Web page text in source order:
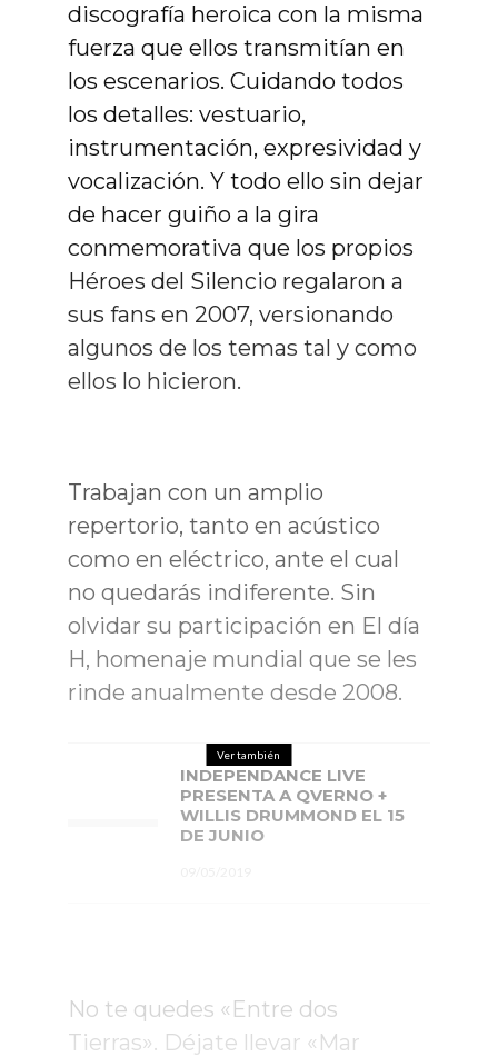
discografía heroica con la misma
fuerza que ellos transmitían en
los escenarios. Cuidando todos
los detalles: vestuario,
instrumentación, expresividad y
vocalización. Y todo ello sin dejar
de hacer guiño a la gira
conmemorativa que los propios
Héroes del Silencio regalaron a
sus fans en 2007, versionando
algunos de los temas tal y como
ellos lo hicieron.
Trabajan con un amplio
repertorio, tanto en acústico
como en eléctrico, ante el cual
no quedarás indiferente. Sin
olvidar su participación en El día
H, homenaje mundial que se les
rinde anualmente desde 2008.
Ver también
INDEPENDANCE LIVE
PRESENTA A QVERNO +
WILLIS DRUMMOND EL 15
DE JUNIO
No te quedes «Entre dos
Tierras». Déjate llevar «Mar